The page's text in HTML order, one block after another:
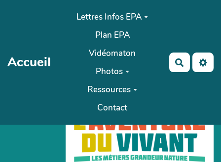
Aller au contenu principal
Accueil
Lettres Infos EPA
Plan EPA
Vidéomaton
Photos
Ressources
Contact